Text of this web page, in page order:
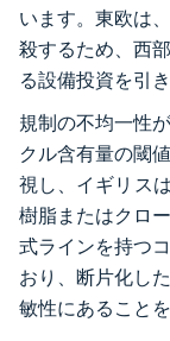
います。東欧は
殺するため、西
る設備投資を引
規制の不均一性
クル含有量の閾
視し、イギリス
樹脂またはクロ
式ラインを持つ
おり、断片化し
敏性にあること